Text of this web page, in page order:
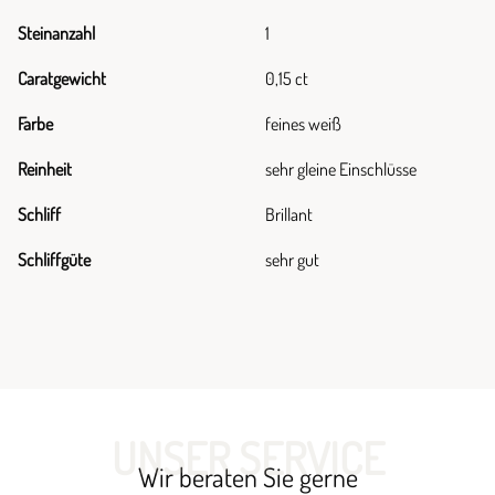
Steinanzahl 1
Caratgewicht 0,15 ct
Farbe feines weiß
Reinheit sehr gleine Einschlüsse
Schliff Brillant
Schliffgüte sehr gut
UNSER SERVICE
Wir beraten Sie gerne